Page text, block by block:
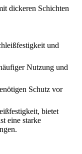
dickeren Schichten
und
Nutzung und
Schutz vor
bietet
eine starke